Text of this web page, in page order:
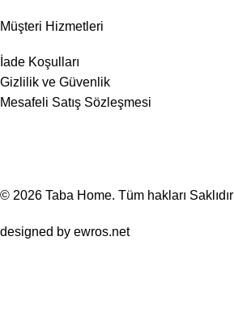
Müşteri Hizmetleri
İade Koşulları
Gizlilik ve Güvenlik
Mesafeli Satış Sözleşmesi
© 2026 Taba Home. Tüm hakları Saklıdır
designed by ewros.net